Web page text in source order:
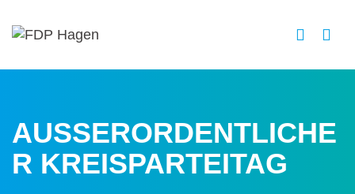
AUSSERORDENTLICHER
KREISPARTEITAG